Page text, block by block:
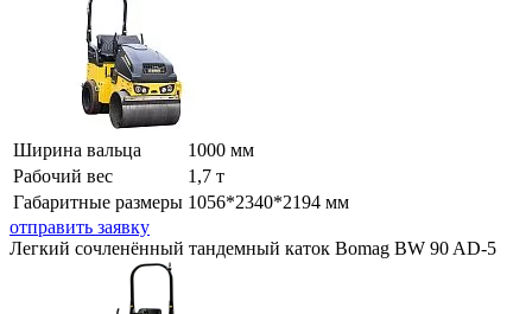
Ширина вальца
1000 мм
Рабочий вес
1,7 т
Габаритные размеры 1056*2340*2194 мм
отправить заявку
Легкий сочленённый тандемный каток Bomag BW 90 AD-5